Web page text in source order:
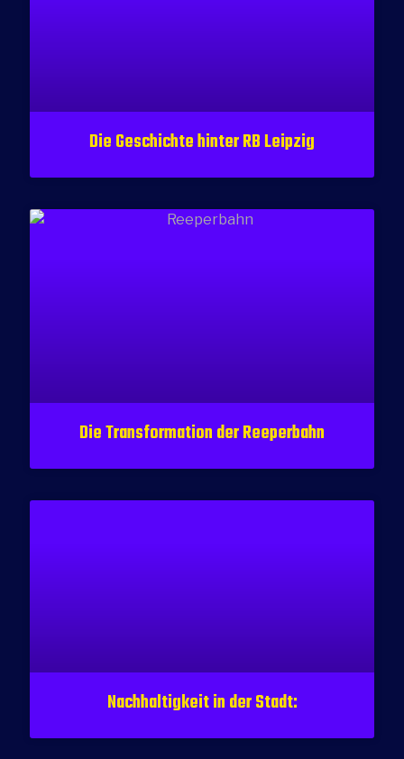
Die Geschichte hinter RB Leipzig
Die Transformation der Reeperbahn
Nachhaltigkeit in der Stadt: